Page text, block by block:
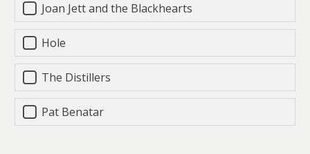
Joan Jett and the Blackhearts
Hole
The Distillers
Pat Benatar